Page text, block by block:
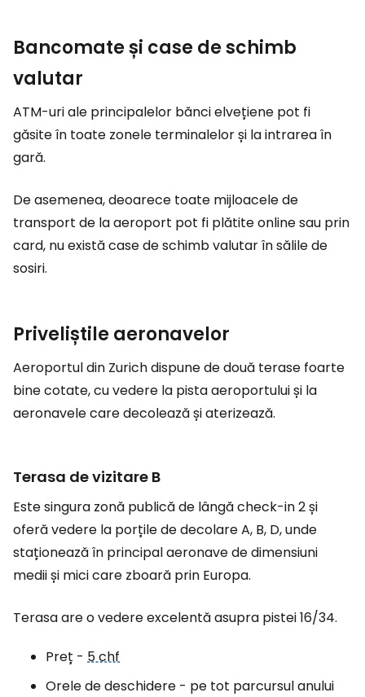
Bancomate și case de schimb
valutar
ATM-uri ale principalelor bănci elvețiene pot fi
găsite în toate zonele terminalelor și la intrarea în
gară.
De asemenea, deoarece toate mijloacele de
transport de la aeroport pot fi plătite online sau prin
card, nu există case de schimb valutar în sălile de
sosiri.
Priveliștile aeronavelor
Aeroportul din Zurich dispune de două terase foarte
bine cotate, cu vedere la pista aeroportului și la
aeronavele care decolează și aterizează.
Terasa de vizitare B
Este singura zonă publică de lângă check-in 2 și
oferă vedere la porțile de decolare A, B, D, unde
staționează în principal aeronave de dimensiuni
medii și mici care zboară prin Europa.
Terasa are o vedere excelentă asupra pistei 16/34.
Preț - 5 chf
Orele de deschidere - pe tot parcursul anului